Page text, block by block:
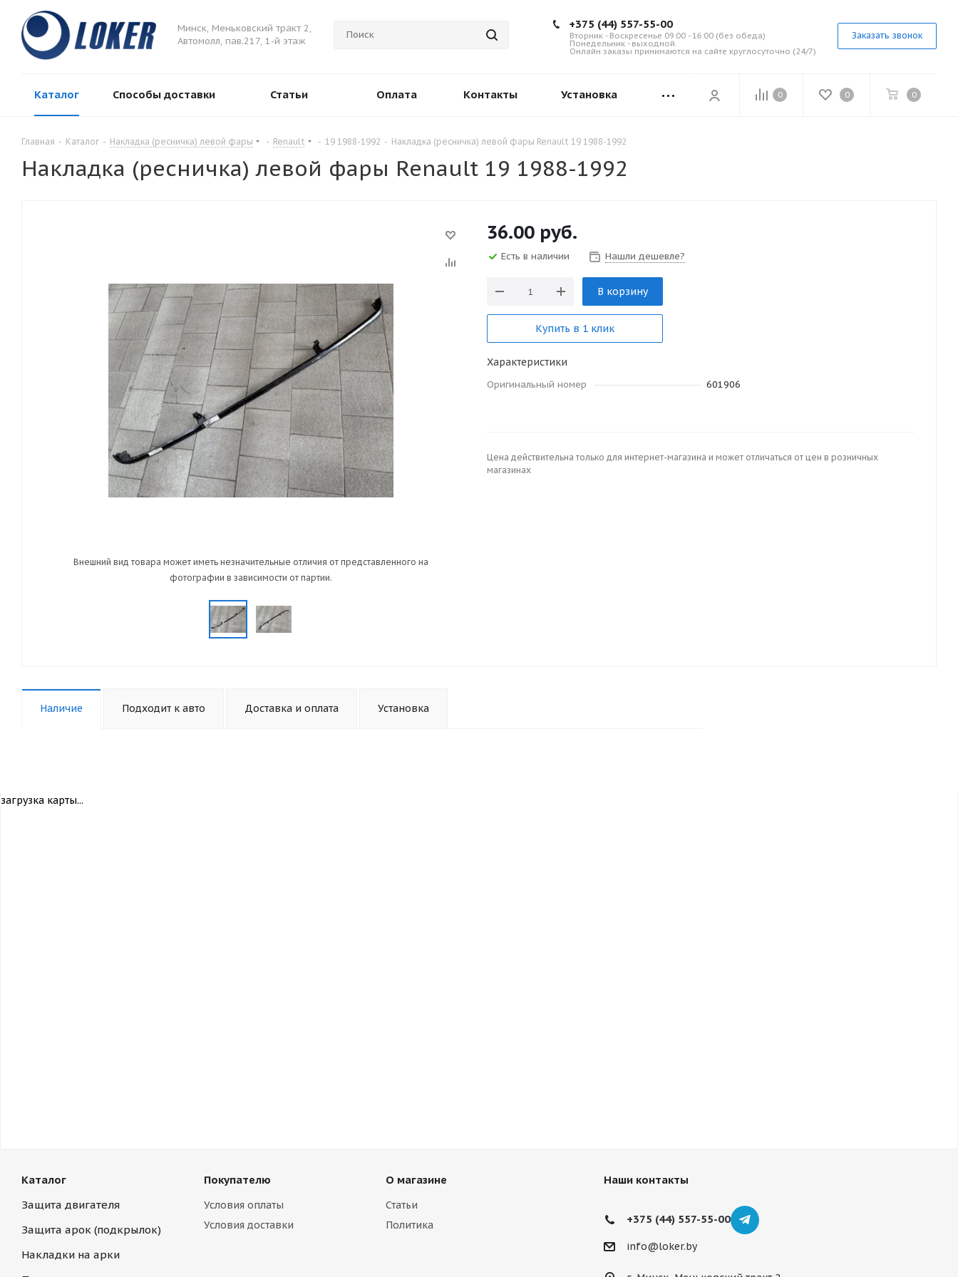
Минск, Меньковский тракт 2,
Автомолл, пав.217, 1-й этаж
+375 (44) 557-55-00
Вторник - Воскресенье 09:00 - 16:00 (без обеда)
Понедельник - выходной.
Онлайн заказы принимаются на сайте круглосуточно (24/7)
Заказать звонок
0 0 0
Каталог Способы доставки Статьи Оплата Контакты Установка
Главная - Каталог - Накладка (ресничка) левой фары - Renault - 19 1988-1992 - Накладка (ресничка) левой фары Renault 19 1988-1992
Накладка (ресничка) левой фары Renault 19 1988-1992
Внешний вид товара может иметь незначительные отличия от представленного на
фотографии в зависимости от партии.
36.00 руб.
Есть в наличии Нашли дешевле?
В корзину
Купить в 1 клик
Характеристики
Оригинальный номер 601906
Цена действительна только для интернет-магазина и может отличаться от цен в розничных
магазинах
Наличие Подходит к авто Доставка и оплата Установка
загрузка карты...
Каталог
Защита двигателя
Защита арок (подкрылок)
Накладки на арки
Покупателю
Условия оплаты
Условия доставки
О магазине
Статьи
Политика
Наши контакты
+375 (44) 557-55-00
info@loker.by